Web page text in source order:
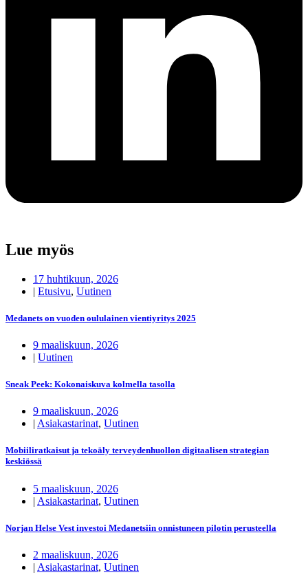
Lue myös
17 huhtikuun, 2026
| Etusivu, Uutinen
Medanets on vuoden oululainen vientiyritys 2025
9 maaliskuun, 2026
| Uutinen
Sneak Peek: Kokonaiskuva kolmella tasolla
9 maaliskuun, 2026
| Asiakastarinat, Uutinen
Mobiiliratkaisut ja tekoäly terveydenhuollon digitaalisen strategian
keskiössä
5 maaliskuun, 2026
| Asiakastarinat, Uutinen
Norjan Helse Vest investoi Medanetsiin onnistuneen pilotin perusteella
2 maaliskuun, 2026
| Asiakastarinat, Uutinen